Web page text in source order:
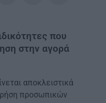
που
στην αγορά
αποκλειστικά
προσωπικών